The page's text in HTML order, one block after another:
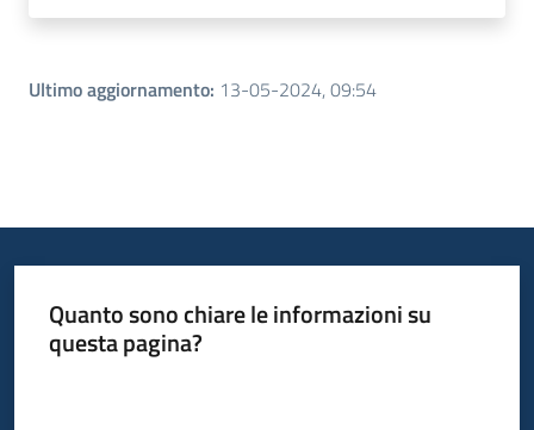
Ultimo aggiornamento: 13-05-2024, 09:54
Quanto sono chiare le informazioni su
questa pagina?